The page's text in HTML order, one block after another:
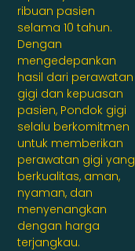
ribuan pasien
selama 10 tahun.
Dengan
mengedepankan
hasil dari perawatan
gigi dan kepuasan
pasien, Pondok gigi
selalu berkomitmen
untuk memberikan
perawatan gigi yang
berkualitas, aman,
nyaman, dan
menyenangkan
dengan harga
terjangkau.